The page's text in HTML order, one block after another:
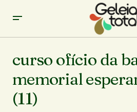
curso ofício da
memorial
(11)